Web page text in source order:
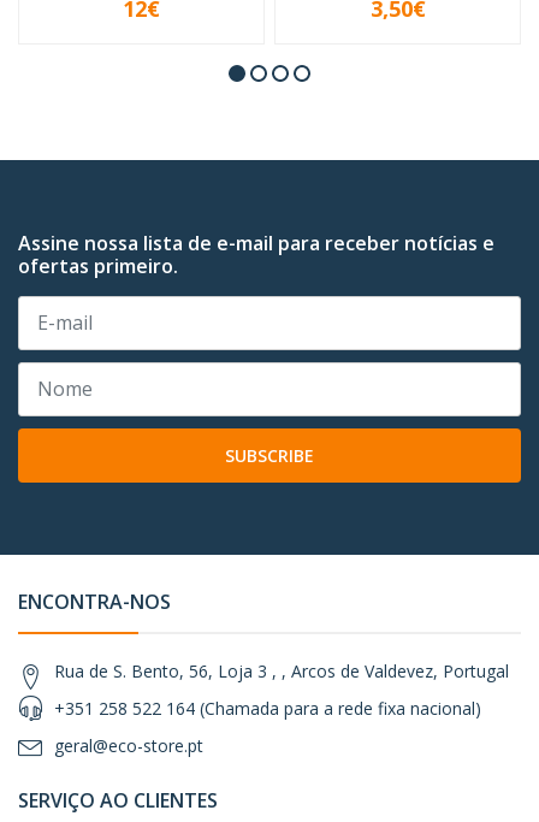
INDISPONÍVEL
12€ INDISPONÍVEL
3,50€
Assine nossa lista de e-mail para receber notícias e
ofertas primeiro.
SUBSCRIBE
ENCONTRA-NOS
Rua de S. Bento, 56, Loja 3 , , Arcos de Valdevez, Portugal
+351 258 522 164 (Chamada para a rede fixa nacional)
geral@eco-store.pt
SERVIÇO AO CLIENTES